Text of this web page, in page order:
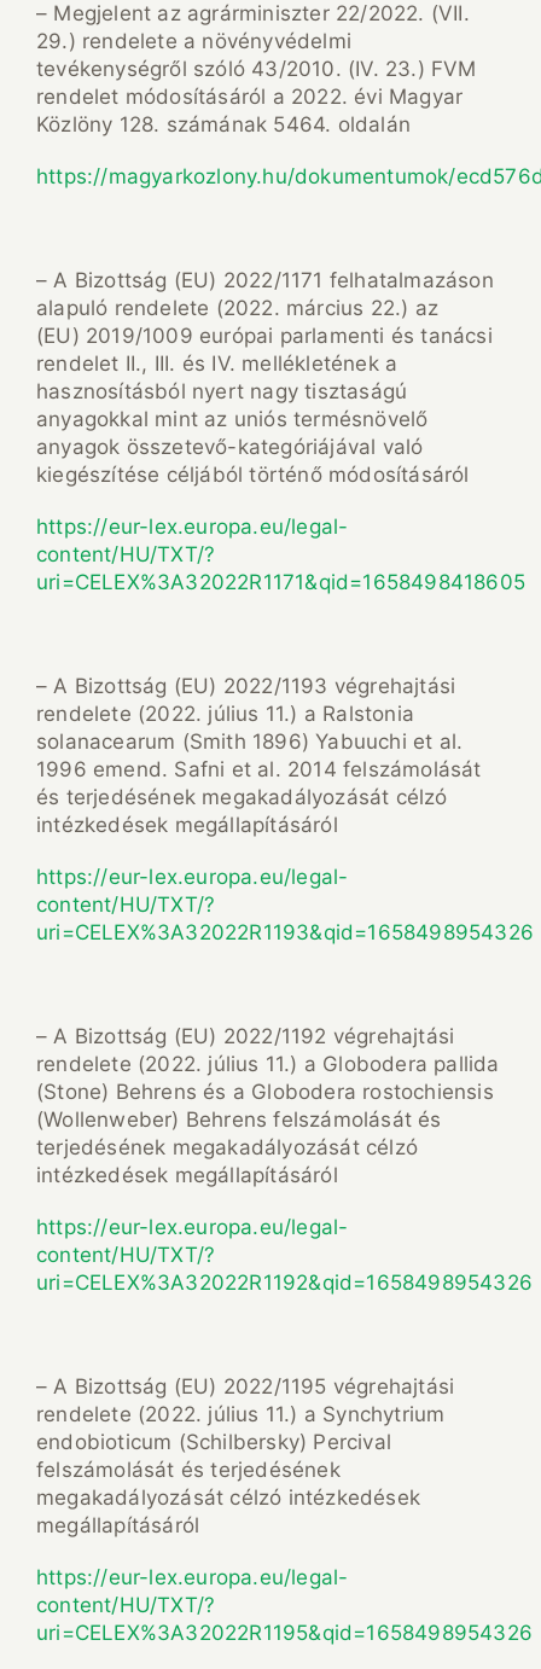
– Megjelent az agrárminiszter 22/2022. (VII.
29.) rendelete a növényvédelmi
tevékenységről szóló 43/2010. (IV. 23.) FVM
rendelet módosításáról a 2022. évi Magyar
Közlöny 128. számának 5464. oldalán
https://magyarkozlony.hu/dokumentumok/
– A Bizottság (EU) 2022/1171 felhatalmazáson
alapuló rendelete (2022. március 22.) az
(EU) 2019/1009 európai parlamenti és tanácsi
rendelet II., III. és IV. mellékletének a
hasznosításból nyert nagy tisztaságú
anyagokkal mint az uniós termésnövelő
anyagok összetevő-kategóriájával való
kiegészítése céljából történő módosításáról
https://eur-lex.europa.eu/legal-
content/HU/TXT/?
uri=CELEX%3A32022R1171&qid=1658498418605
– A Bizottság (EU) 2022/1193 végrehajtási
rendelete (2022. július 11.) a Ralstonia
solanacearum (Smith 1896) Yabuuchi et al.
1996 emend. Safni et al. 2014 felszámolását
és terjedésének megakadályozását célzó
intézkedések megállapításáról
https://eur-lex.europa.eu/legal-
content/HU/TXT/?
uri=CELEX%3A32022R1193&qid=1658498954326
– A Bizottság (EU) 2022/1192 végrehajtási
rendelete (2022. július 11.) a Globodera pallida
(Stone) Behrens és a Globodera rostochiensis
(Wollenweber) Behrens felszámolását és
terjedésének megakadályozását célzó
intézkedések megállapításáról
https://eur-lex.europa.eu/legal-
content/HU/TXT/?
uri=CELEX%3A32022R1192&qid=1658498954326
– A Bizottság (EU) 2022/1195 végrehajtási
rendelete (2022. július 11.) a Synchytrium
endobioticum (Schilbersky) Percival
felszámolását és terjedésének
megakadályozását célzó intézkedések
megállapításáról
https://eur-lex.europa.eu/legal-
content/HU/TXT/?
uri=CELEX%3A32022R1195&qid=1658498954326